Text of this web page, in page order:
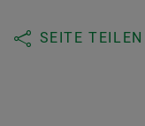
SEITE TEILEN